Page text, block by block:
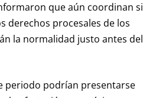
que aún coordinan si
derechos procesales de los
la normalidad justo antes del
periodo podrían presentarse